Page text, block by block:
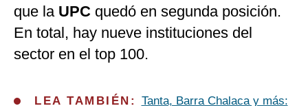
que la UPC quedó en segunda posición.
En total, hay nueve instituciones del
sector en el top 100.
LEA TAMBIÉN: Tanta, Barra Chalaca y más: